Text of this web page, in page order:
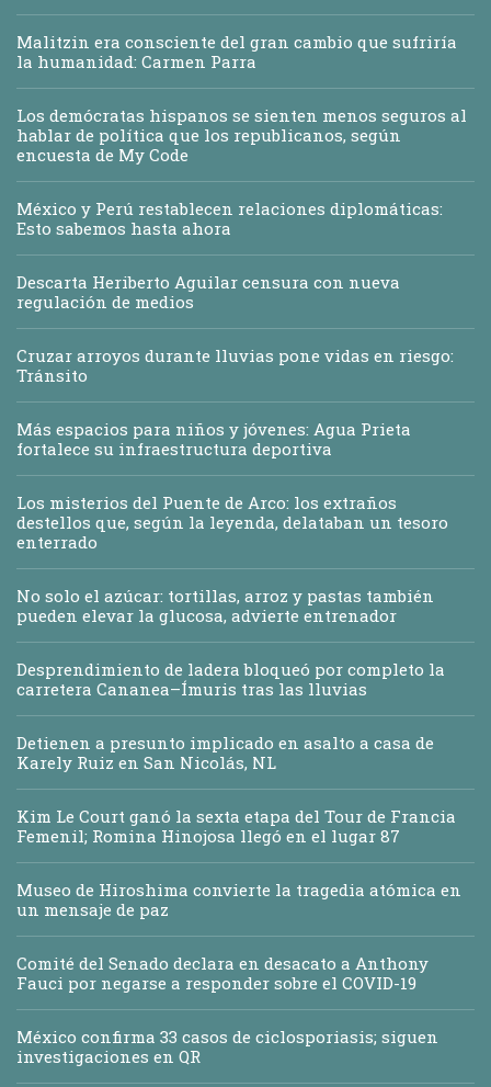
Malitzin era consciente del gran cambio que sufriría
la humanidad: Carmen Parra
Los demócratas hispanos se sienten menos seguros al
hablar de política que los republicanos, según
encuesta de My Code
México y Perú restablecen relaciones diplomáticas:
Esto sabemos hasta ahora
Descarta Heriberto Aguilar censura con nueva
regulación de medios
Cruzar arroyos durante lluvias pone vidas en riesgo:
Tránsito
Más espacios para niños y jóvenes: Agua Prieta
fortalece su infraestructura deportiva
Los misterios del Puente de Arco: los extraños
destellos que, según la leyenda, delataban un tesoro
enterrado
No solo el azúcar: tortillas, arroz y pastas también
pueden elevar la glucosa, advierte entrenador
Desprendimiento de ladera bloqueó por completo la
carretera Cananea–Ímuris tras las lluvias
Detienen a presunto implicado en asalto a casa de
Karely Ruiz en San Nicolás, NL
Kim Le Court ganó la sexta etapa del Tour de Francia
Femenil; Romina Hinojosa llegó en el lugar 87
Museo de Hiroshima convierte la tragedia atómica en
un mensaje de paz
Comité del Senado declara en desacato a Anthony
Fauci por negarse a responder sobre el COVID-19
México confirma 33 casos de ciclosporiasis; siguen
investigaciones en QR